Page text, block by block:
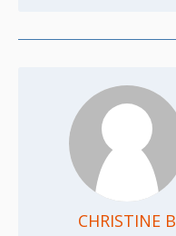
CHRISTINE B